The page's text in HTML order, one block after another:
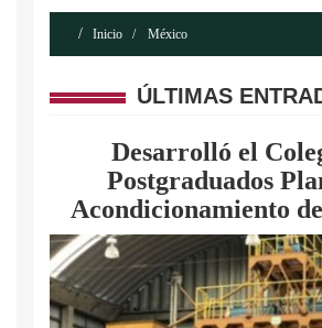
Inicio México
ÚLTIMAS
Desarrolló el
Postgraduados
Acondicionamiento